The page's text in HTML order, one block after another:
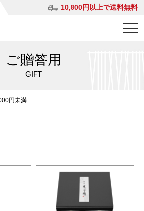
10,800円以上で送料無料
ご贈答用
GIFT
円未満